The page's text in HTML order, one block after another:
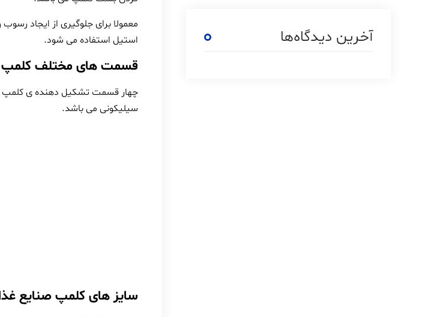
معمولا برای جلوگیری از ایجاد
استیل استفاده می شود.
قسمت های مختلف کلمپ
چهار قسمت تشکیل دهنده ی کلمپ
سیلیکونی می باشد.
سایز های کلمپ صنایع
آخرین دیدگاه‌ها